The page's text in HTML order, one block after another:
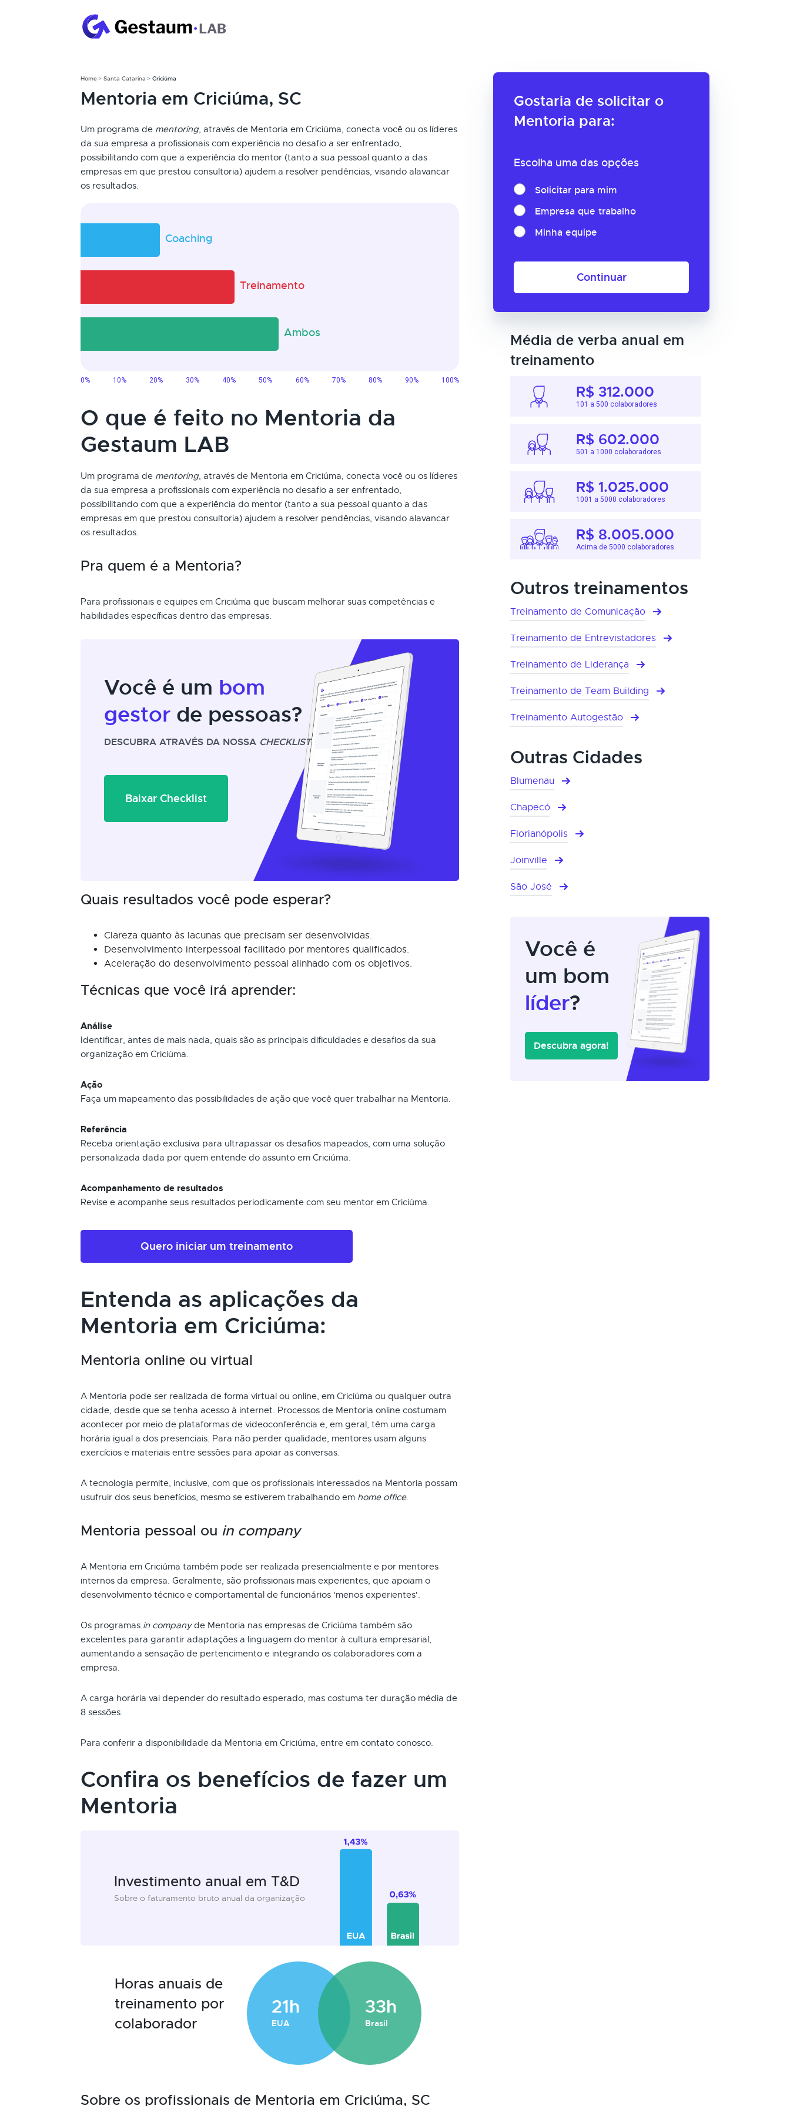
Gostaria de solicitar o
Mentoria para:
Escolha uma das opções
Solicitar para mim
Empresa que trabalho
Minha equipe
Continuar
Home Santa Catarina Criciúma
Mentoria em Criciúma, SC
Um programa de mentoring, através de Mentoria em Criciúma, conecta você ou os líderes
da sua empresa a profissionais com experiência no desafio a ser enfrentado,
possibilitando com que a experiência do mentor (tanto a sua pessoal quanto a das
empresas em que prestou consultoria) ajudem a resolver pendências, visando alavancar
os resultados.
O que é feito no Mentoria da
Gestaum LAB
Um programa de mentoring, através de Mentoria em Criciúma, conecta você ou os líderes
da sua empresa a profissionais com experiência no desafio a ser enfrentado,
possibilitando com que a experiência do mentor (tanto a sua pessoal quanto a das
empresas em que prestou consultoria) ajudem a resolver pendências, visando alavancar
os resultados.
Pra quem é a Mentoria?
Para profissionais e equipes em Criciúma que buscam melhorar suas competências e
habilidades específicas dentro das empresas.
Você é um bom
gestor de pessoas?
DESCUBRA ATRAVÉS DA NOSSA CHECKLIST
Baixar Checklist
Quais resultados você pode esperar?
Clareza quanto às lacunas que precisam ser desenvolvidas.
Desenvolvimento interpessoal facilitado por mentores qualificados.
Aceleração do desenvolvimento pessoal alinhado com os objetivos.
Técnicas que você irá aprender:
Análise
Identificar, antes de mais nada, quais são as principais dificuldades e desafios da sua
organização em Criciúma.
Ação
Faça um mapeamento das possibilidades de ação que você quer trabalhar na Mentoria.
Referência
Receba orientação exclusiva para ultrapassar os desafios mapeados, com uma solução
personalizada dada por quem entende do assunto em Criciúma.
Acompanhamento de resultados
Revise e acompanhe seus resultados periodicamente com seu mentor em Criciúma.
Quero iniciar um treinamento
Entenda as aplicações da
Mentoria em Criciúma:
Mentoria online ou virtual
A Mentoria pode ser realizada de forma virtual ou online, em Criciúma ou qualquer outra
cidade, desde que se tenha acesso à internet. Processos de Mentoria online costumam
acontecer por meio de plataformas de videoconferência e, em geral, têm uma carga
horária igual a dos presenciais. Para não perder qualidade, mentores usam alguns
exercícios e materiais entre sessões para apoiar as conversas.
A tecnologia permite, inclusive, com que os profissionais interessados na Mentoria possam
usufruir dos seus benefícios, mesmo se estiverem trabalhando em home office.
Mentoria pessoal ou in company
A Mentoria em Criciúma também pode ser realizada presencialmente e por mentores
internos da empresa. Geralmente, são profissionais mais experientes, que apoiam o
desenvolvimento técnico e comportamental de funcionários 'menos experientes'.
Os programas in companyde Mentoria nas empresas de Criciúma também são
excelentes para garantir adaptações a linguagem do mentor à cultura empresarial,
aumentando a sensação de pertencimento e integrando os colaboradores com a
empresa.
A carga horária vai depender do resultado esperado, mas costuma ter duração média de
8 sessões.
Para conferir a disponibilidade da Mentoria em Criciúma, entre em contato conosco.
Confira os benefícios de fazer um
Mentoria
Investimento anual em T&D
Sobre o faturamento bruto anual da organização
Horas anuais de
treinamento por
colaborador
21h
EUA
33h
Brasil
Sobre os profissionais de Mentoria em Criciúma, SC
Média de verba anual em
treinamento
R$ 312.000
101 a 500 colaboradores
R$ 602.000
501 a 1000 colaboradores
R$ 1.025.000
1001 a 5000 colaboradores
R$ 8.005.000
Acima de 5000 colaboradores
Outros treinamentos
Treinamento de Comunicação
Treinamento de Entrevistadores
Treinamento de Liderança
Treinamento de Team Building
Treinamento Autogestão
Outras Cidades
Blumenau
Chapecó
Florianópolis
Joinville
São José
Você é
um bom
líder?
Descubra agora!